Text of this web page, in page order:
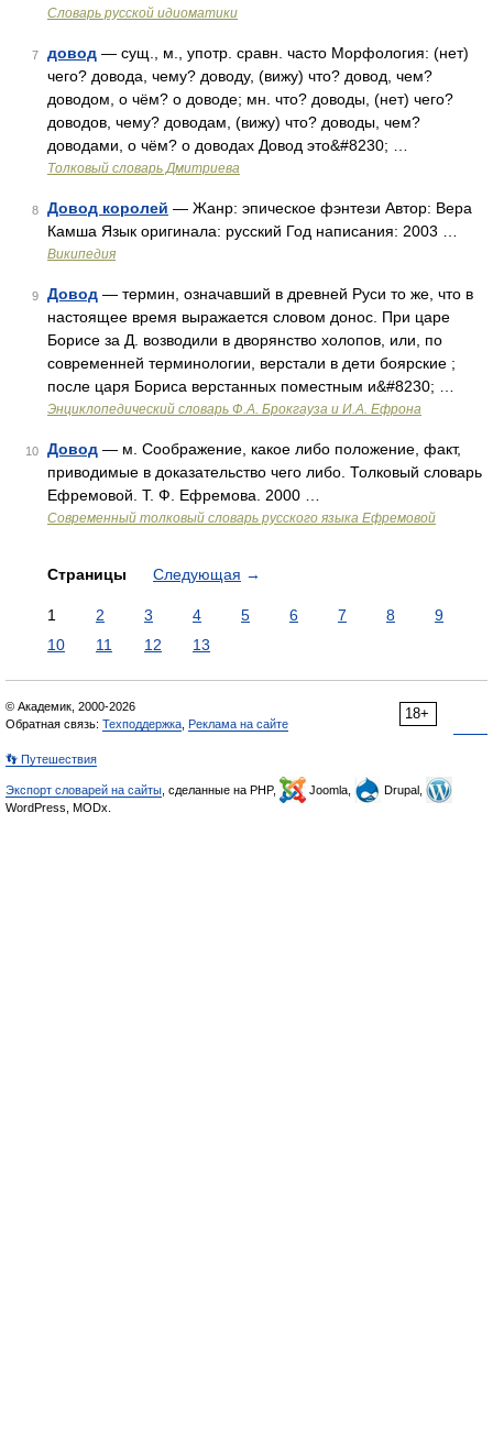
Словарь русской идиоматики
7 довод — сущ., м., употр. сравн. часто Морфология: (нет)
чего? довода, чему? доводу, (вижу) что? довод, чем?
доводом, о чём? о доводе; мн. что? доводы, (нет) чего?
доводов, чему? доводам, (вижу) что? доводы, чем?
доводами, о чём? о доводах Довод это&#8230; …
Толковый словарь Дмитриева
8 Довод королей — Жанр: эпическое фэнтези Автор: Вера
Камша Язык оригинала: русский Год написания: 2003 …
Википедия
9 Довод — термин, означавший в древней Руси то же, что в
настоящее время выражается словом донос. При царе
Борисе за Д. возводили в дворянство холопов, или, по
современней терминологии, верстали в дети боярские ;
после царя Бориса верстанных поместным и&#8230; …
Энциклопедический словарь Ф.А. Брокгауза и И.А. Ефрона
10 Довод — м. Соображение, какое либо положение, факт,
приводимые в доказательство чего либо. Толковый словарь
Ефремовой. Т. Ф. Ефремова. 2000 …
Современный толковый словарь русского языка Ефремовой
Страницы Следующая →
1 2 3 4 5 6 7 8
9
10
11 12 13
18+
© Академик, 2000-2026
Обратная связь: Техподдержка Реклама на сайте
👣 Путешествия
Экспорт словарей на сайты , сделанные на PHP, Joomla,
Drupal,
WordPress, MODx.